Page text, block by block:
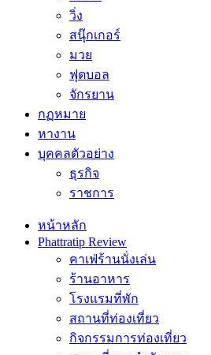
วิ่ง
สนุ๊กเกอร์
มวย
ฟุตบอล
จักรยาน
กฏหมาย
หางาน
บุคคลตัวอย่าง
ธุรกิจ
ราชการ
หน้าหลัก
Phattratip Review
คาเฟ่ร้านนั่งเล่น
ร้านอาหาร
โรงแรมที่พัก
สถานที่ท่องเที่ยว
กิจกรรมการท่องเที่ยว